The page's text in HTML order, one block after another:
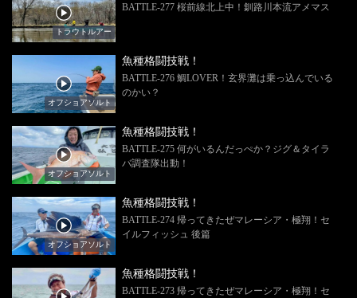
トラウトルアー
BATTLE-277 桜前線北上中！釧路川本流アメマス
オフショアソルト
魚種格闘技戦！
BATTLE-276 鯛LOVER！玄界灘は乗っ込んでいる
のかい？
オフショアソルト
魚種格闘技戦！
BATTLE-275 何がいるんだっぺか？ジグ＆タイラ
バ調査隊出動！
オフショアソルト
魚種格闘技戦！
BATTLE-274 帰ってきたぜマレーシア・極翔！セ
イルフィッシュ 後篇
魚種格闘技戦！
BATTLE-273 帰ってきたぜマレーシア・極翔！セ